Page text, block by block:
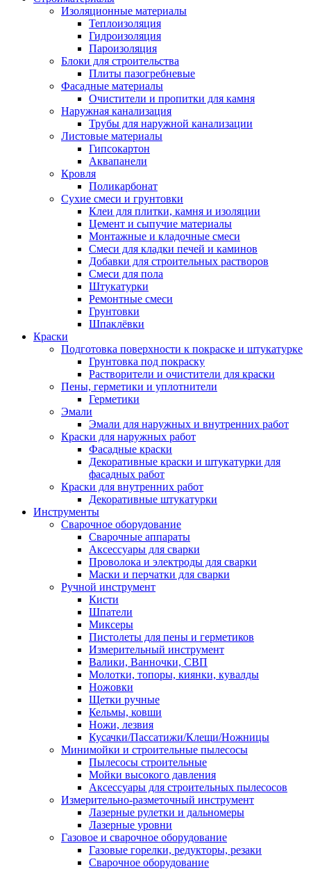
Изоляционные материалы
Теплоизоляция
Гидроизоляция
Пароизоляция
Блоки для строительства
Плиты пазогребневые
Фасадные материалы
Очистители и пропитки для камня
Наружная канализация
Трубы для наружной канализации
Листовые материалы
Гипсокартон
Аквапанели
Кровля
Поликарбонат
Сухие смеси и грунтовки
Клеи для плитки, камня и изоляции
Цемент и сыпучие материалы
Монтажные и кладочные смеси
Смеси для кладки печей и каминов
Добавки для строительных растворов
Смеси для пола
Штукатурки
Ремонтные смеси
Грунтовки
Шпаклёвки
Краски
Подготовка поверхности к покраске и штукатурке
Грунтовка под покраску
Растворители и очистители для краски
Пены, герметики и уплотнители
Герметики
Эмали
Эмали для наружных и внутренних работ
Краски для наружных работ
Фасадные краски
Декоративные краски и штукатурки для
фасадных работ
Краски для внутренних работ
Декоративные штукатурки
Инструменты
Сварочное оборудование
Сварочные аппараты
Аксессуары для сварки
Проволока и электроды для сварки
Маски и перчатки для сварки
Ручной инструмент
Кисти
Шпатели
Миксеры
Пистолеты для пены и герметиков
Измерительный инструмент
Валики, Ванночки, СВП
Молотки, топоры, киянки, кувалды
Ножовки
Щетки ручные
Кельмы, ковши
Ножи, лезвия
Кусачки/Пассатижи/Клещи/Ножницы
Минимойки и строительные пылесосы
Пылесосы строительные
Мойки высокого давления
Аксессуары для строительных пылесосов
Измерительно-разметочный инструмент
Лазерные рулетки и дальномеры
Лазерные уровни
Газовое и сварочное оборудование
Газовые горелки, редукторы, резаки
Сварочное оборудование